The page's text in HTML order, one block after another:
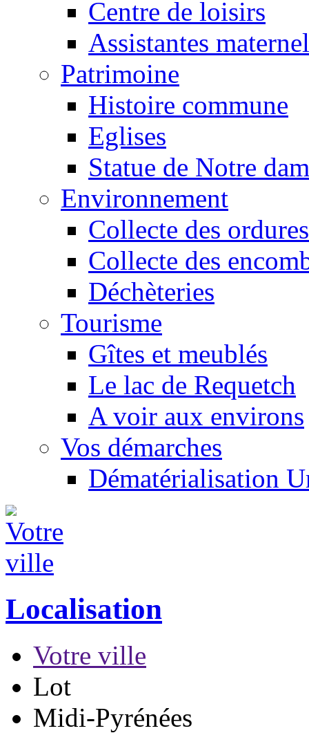
Centre de loisirs
Assistantes
Patrimoine
Histoire commune
Eglises
Statue de Notre
Environnement
Collecte des ordures
Collecte des
Déchèteries
Tourisme
Gîtes et meublés
Le lac de Requetch
A voir aux environs
Vos démarches
Dématérialisation
Localisation
Votre ville
Lot
Midi-Pyrénées